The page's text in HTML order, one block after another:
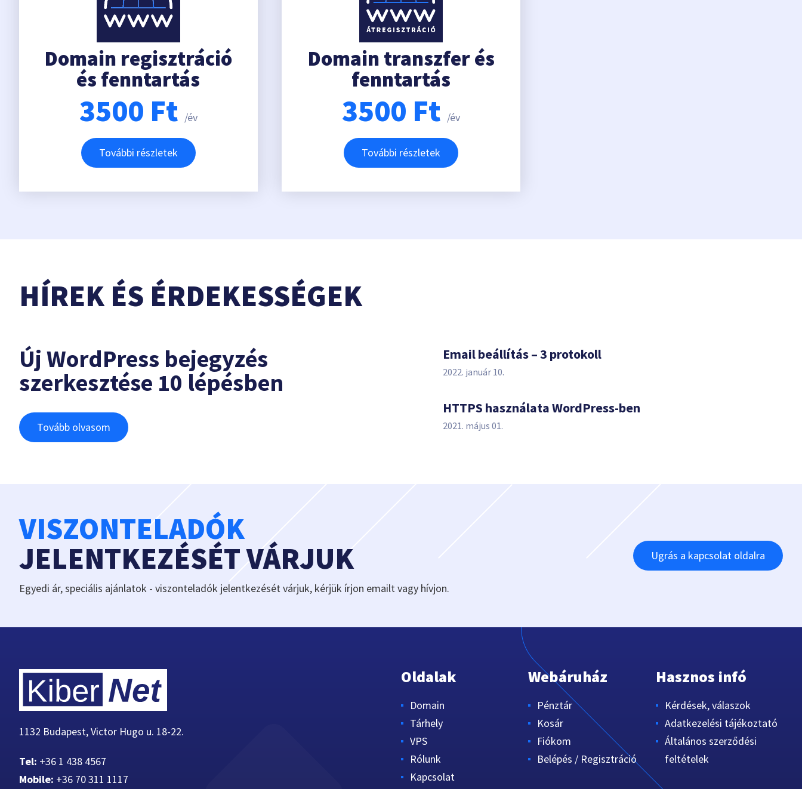
Domain regisztráció
és fenntartás
3500 Ft /év
További részletek
Domain transzfer és
fenntartás
3500 Ft /év
További részletek
HÍREK ÉS ÉRDEKESSÉGEK
Új WordPress bejegyzés
szerkesztése 10 lépésben
Tovább olvasom
Email beállítás – 3 protokoll
2022. január 10.
HTTPS használata WordPress-ben
2021. május 01.
VISZONTELADÓK
JELENTKEZÉSÉT VÁRJUK
Egyedi ár, speciális ajánlatok - viszonteladók jelentkezését várjuk, kérjük írjon emailt vagy hívjon.
Ugrás a kapcsolat oldalra
1132 Budapest, Victor Hugo u. 18-22.
Tel: +36 1 438 4567
Mobile: +36 70 311 1117
Oldalak
Domain
Tárhely
VPS
Rólunk
Kapcsolat
Webáruház
Pénztár
Kosár
Fiókom
Belépés / Regisztráció
Hasznos infó
Kérdések, válaszok
Adatkezelési tájékoztató
Általános szerződési
feltételek